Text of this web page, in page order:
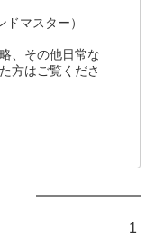
マスター）
、その他日常な
方はご覧くださ
1